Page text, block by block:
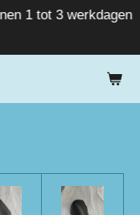
1 tot 3 werkdagen